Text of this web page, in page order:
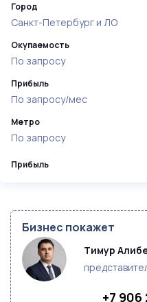
Прибыль
Город
Санкт-Петербург и ЛО
Окупаемость
По запросу
Прибыль
По запросу/мес
Метро
По запросу
Бизнес покажет
Тимур
+7 906